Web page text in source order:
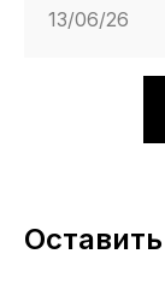
13/06/26